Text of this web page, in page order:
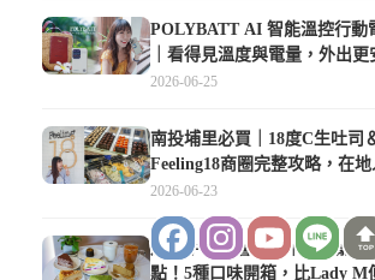
POLYBATT AI 智能溫控行動
｜看得見溫度與電量，外出更
10000mAh 行動電源
2026-06-25
南投埔里必買｜18度C生吐司
Feeling18商圈完整攻略，在
樣逛
2026-06-23
皮皮手作千層蛋糕｜南港寵物
點！5種口味開箱，比Lady M
TOP